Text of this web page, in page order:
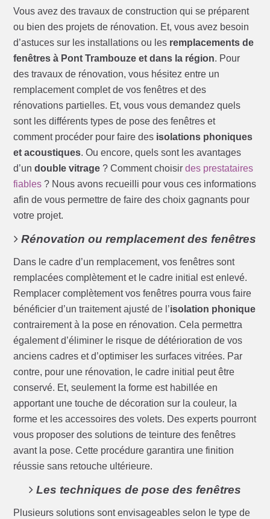
Vous avez des travaux de construction qui se préparent
ou bien des projets de rénovation. Et, vous avez besoin
d’astuces sur les installations ou les remplacements de
fenêtres à Pont Trambouze et dans la région. Pour
des travaux de rénovation, vous hésitez entre un
remplacement complet de vos fenêtres et des
rénovations partielles. Et, vous vous demandez quels
sont les différents types de pose des fenêtres et
comment procéder pour faire des isolations phoniques
et acoustiques. Ou encore, quels sont les avantages
d’undouble vitrage ? Comment choisirdes prestataires
fiables ? Nous avons recueilli pour vous ces informations
afin de vous permettre de faire des choix gagnants pour
votre projet.
Rénovation ou remplacement des fenêtres
Dans le cadre d’un remplacement, vos fenêtres sont
remplacées complètement et le cadre initial est enlevé.
Remplacer complètement vos fenêtres pourra vous faire
bénéficier d’un traitement ajusté de l’isolation phonique
contrairement à la pose en rénovation. Cela permettra
également d’éliminer le risque de détérioration de vos
anciens cadres et d’optimiser les surfaces vitrées. Par
contre, pour une rénovation, le cadre initial peut être
conservé. Et, seulement la forme est habillée en
apportant une touche de décoration sur la couleur, la
forme et les accessoires des volets. Des experts pourront
vous proposer des solutions de teinture des fenêtres
avant la pose. Cette procédure garantira une finition
réussie sans retouche ultérieure.
Les techniques de pose des fenêtres
Plusieurs solutions sont envisageables selon le type de